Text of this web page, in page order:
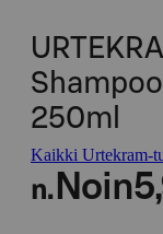
250ml
Kaikki Urtekram-
n. Noin